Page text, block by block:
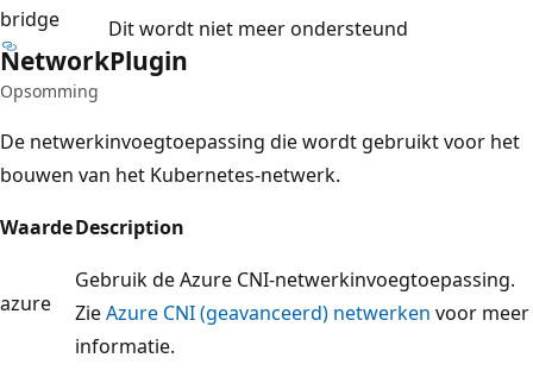
bridge
Dit wordt niet meer ondersteund
NetworkPlugin
Opsomming
De netwerkinvoegtoepassing die wordt gebruikt voor het
bouwen van het Kubernetes-netwerk.
WaardeDescription
azure
Gebruik de Azure CNI-netwerkinvoegtoepassing.
ZieAzure CNI (geavanceerd) netwerken voor meer
informatie.